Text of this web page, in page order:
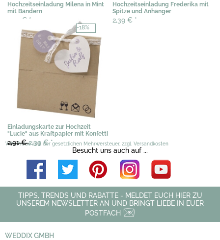
Hochzeitseinladung Milena in Mint
mit Bändern
3,19 € *
Hochzeitseinladung Frederika mit
Spitze und Anhänger
2,39 € *
-18%
Einladungskarte zur Hochzeit
"Lucie" aus Kraftpapier mit Konfetti
2,91 €2,39 €*
*Alle Preise inkl. der gesetzlichen Mehrwersteuer, zzgl. Versandkosten
Besucht uns auch auf ...
TIPPS, TRENDS UND RABATTE - MELDET EUCH HIER ZU
UNSEREM NEWSLETTER AN UND BRINGT LIEBE IN EUER
POSTFACH
WEDDIX GMBH